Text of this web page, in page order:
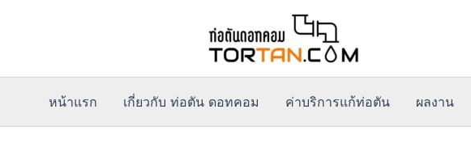
หน้าแรก เกี่ยวกับ ท่อตัน ดอทคอม ค่าบริการแก้ท่อตัน ผลงาน